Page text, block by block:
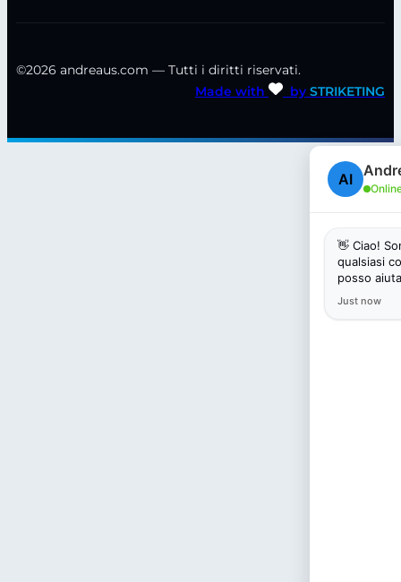
©2026 andreaus.com — Tutti i diritti riservati.
Made with
by STRIKETING